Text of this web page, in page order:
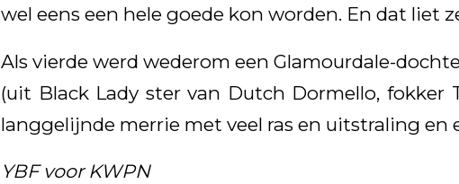
wel eens een hele goede kon worden. En dat liet
Als vierde werd wederom een Glamourdale-
(uit Black Lady ster van Dutch Dormello, fokker
langgelijnde merrie met veel ras en uitstraling en
YBF voor KWPN